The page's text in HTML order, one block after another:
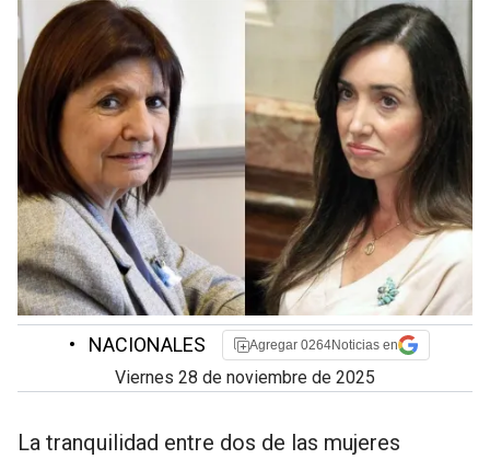
• NACIONALES Agregar 0264Noticias en
viernes 28 de noviembre de 2025
La tranquilidad entre dos de las mujeres